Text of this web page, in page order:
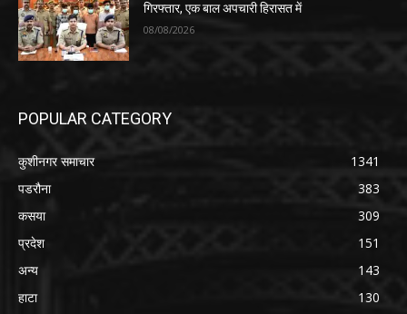
गिरफ्तार, एक बाल अपचारी हिरासत में
08/08/2026
POPULAR CATEGORY
कुशीनगर समाचार
1341
पडरौना
383
कसया
309
प्रदेश
151
अन्य
143
हाटा
130